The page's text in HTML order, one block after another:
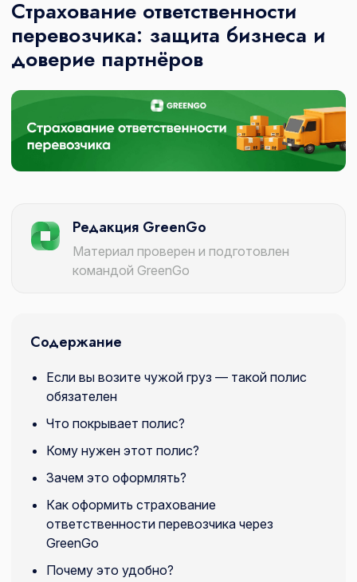
Страхование ответственности
перевозчика: защита бизнеса и
доверие партнёров
Редакция GreenGo
Материал проверен и подготовлен
командой GreenGo
Содержание
Если вы возите чужой груз — такой полис
обязателен
Что покрывает полис?
Кому нужен этот полис?
Зачем это оформлять?
Как оформить страхование
ответственности перевозчика через
GreenGo
Почему это удобно?